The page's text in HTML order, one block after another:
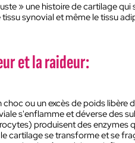
» une histoire de cartilage
synovial et même le tissu
et la raideur:
ou un excès de poids
s'enflamme et déverse des
produisent des enzymes
cartilage se transforme et se